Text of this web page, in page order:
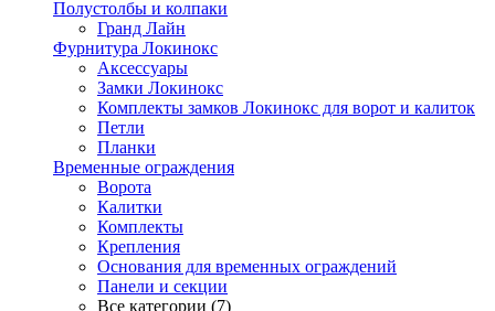
Полустолбы и колпаки
Гранд Лайн
Фурнитура Локинокс
Аксессуары
Замки Локинокс
Комплекты замков Локинокс для ворот и калиток
Петли
Планки
Временные ограждения
Ворота
Калитки
Комплекты
Крепления
Основания для временных ограждений
Панели и секции
Все категории (7)